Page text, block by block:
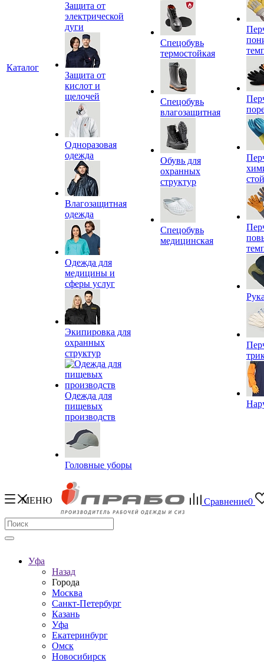
Каталог
Защита от
электрической
дуги
Защита от
кислот и
щелочей
Одноразовая
одежда
Влагозащитная
одежда
Одежда для
медицины и
сферы услуг
Экипировка для
охранных
структур
Одежда для
пищевых
производств
Головные уборы
Спецобувь
термостойкая
Спецобувь
влагозащитная
Обувь для
охранных
структур
Спецобувь
медицинская
МЕНЮ Сравнение0
Уфа
Назад
Города
Москва
Санкт-Петербург
Казань
Уфа
Екатеринбург
Омск
Новосибирск